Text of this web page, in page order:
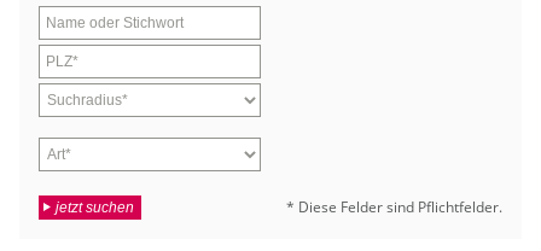
jetzt suchen * Diese Fel­der sind Pflicht­fel­der.